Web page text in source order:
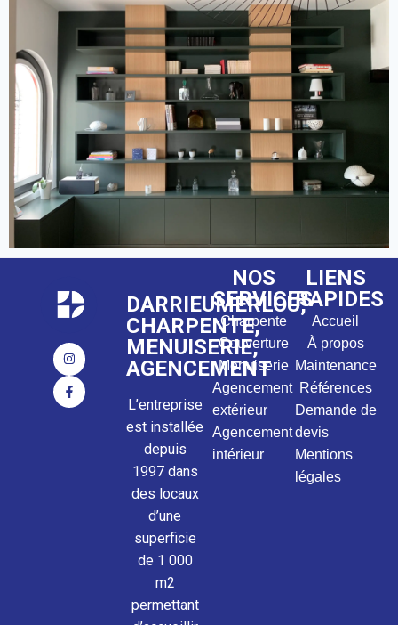
DARRIEUMERLOU,
CHARPENTE,
MENUISERIE,
AGENCEMENT
L’entreprise
est installée
depuis
1997 dans
des locaux
d’une
superficie
de 1 000
m2
permettant
NOS
SERVICES
Charpente
Couverture
Menuiserie
Agencement
extérieur
Agencement
intérieur
LIENS
RAPIDES
Accueil
À propos
Maintenance
Références
Demande de
devis
Mentions
légales